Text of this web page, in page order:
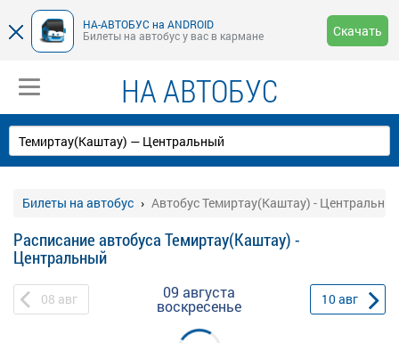
НА-АВТОБУС на ANDROID
Билеты на автобус у вас в кармане
Скачать
НА АВТОБУС
Билеты на автобус Автобус Темиртау(Каштау) -
Расписание автобуса Темиртау(Каштау) -
Центральный
08 авг 09 августа
воскресенье 10авг